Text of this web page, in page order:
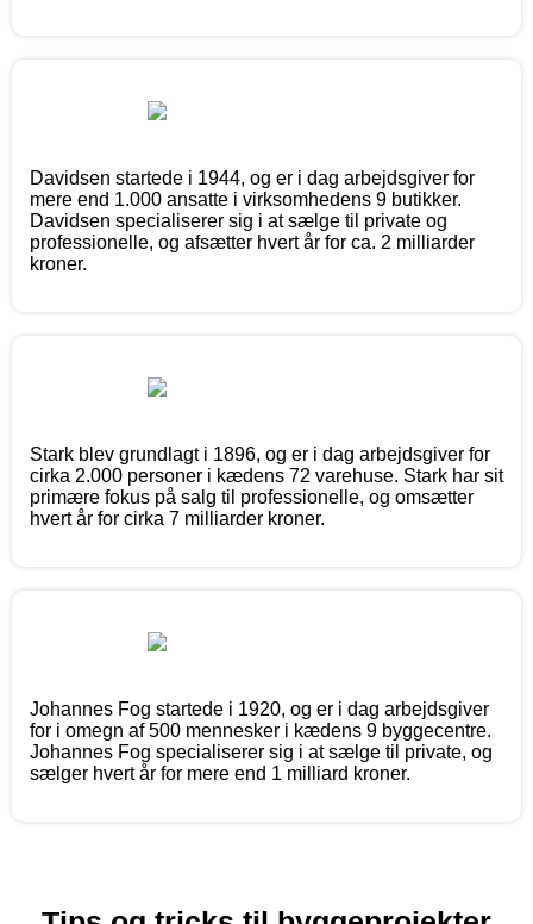
Davidsen startede i 1944, og er i dag arbejdsgiver for
mere end 1.000 ansatte i virksomhedens 9 butikker.
Davidsen specialiserer sig i at sælge til private og
professionelle, og afsætter hvert år for ca. 2 milliarder
kroner.
Stark blev grundlagt i 1896, og er i dag arbejdsgiver for
cirka 2.000 personer i kædens 72 varehuse. Stark har sit
primære fokus på salg til professionelle, og omsætter
hvert år for cirka 7 milliarder kroner.
Johannes Fog startede i 1920, og er i dag arbejdsgiver
for i omegn af 500 mennesker i kædens 9 byggecentre.
Johannes Fog specialiserer sig i at sælge til private, og
sælger hvert år for mere end 1 milliard kroner.